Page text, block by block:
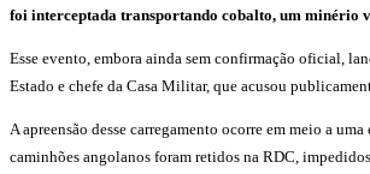
foi interceptada transportando cobalto, um minério
Esse evento, embora ainda sem confirmação oficial,
Estado e chefe da Casa Militar, que acusou
A apreensão desse carregamento ocorre em meio a
caminhões angolanos foram retidos na RDC,